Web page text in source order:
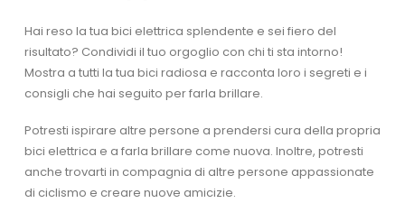
Hai reso la tua bici elettrica splendente e sei fiero del
risultato? Condividi il tuo orgoglio con chi ti sta intorno!
Mostra a tutti la tua bici radiosa e racconta loro i segreti e i
consigli che hai seguito per farla brillare.
Potresti ispirare altre persone a prendersi cura della propria
bici elettrica e a farla brillare come nuova. Inoltre, potresti
anche trovarti in compagnia di altre persone appassionate
di ciclismo e creare nuove amicizie.